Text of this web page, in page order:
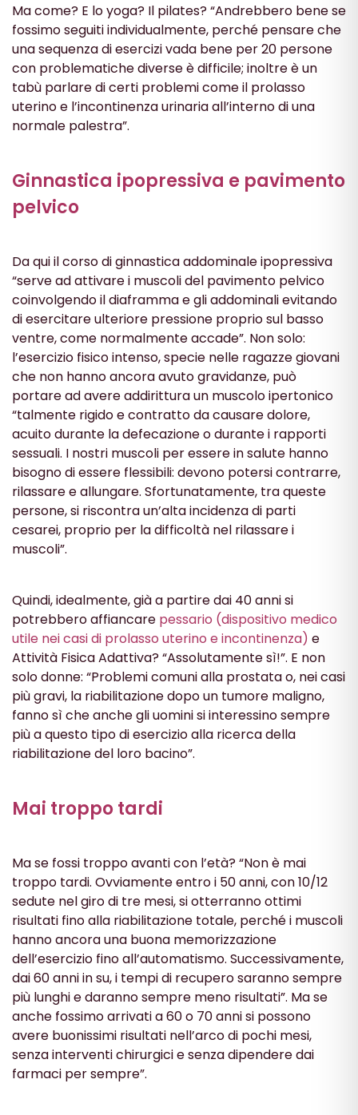
Ma come? E lo yoga? Il pilates? “Andrebbero bene se
fossimo seguiti individualmente, perché pensare che
una sequenza di esercizi vada bene per 20 persone
con problematiche diverse è difficile; inoltre è un
tabù parlare di certi problemi come il prolasso
uterino e l’incontinenza urinaria all’interno di una
normale palestra”.
Ginnastica ipopressiva e pavimento
pelvico
Da qui il corso di ginnastica addominale ipopressiva
“serve ad attivare i muscoli del pavimento pelvico
coinvolgendo il diaframma e gli addominali evitando
di esercitare ulteriore pressione proprio sul basso
ventre, come normalmente accade”. Non solo:
l’esercizio fisico intenso, specie nelle ragazze giovani
che non hanno ancora avuto gravidanze, può
portare ad avere addirittura un muscolo ipertonico
“talmente rigido e contratto da causare dolore,
acuito durante la defecazione o durante i rapporti
sessuali. I nostri muscoli per essere in salute hanno
bisogno di essere flessibili: devono potersi contrarre,
rilassare e allungare. Sfortunatamente, tra queste
persone, si riscontra un’alta incidenza di parti
cesarei, proprio per la difficoltà nel rilassare i
muscoli”.
Quindi, idealmente, già a partire dai 40 anni si
potrebbero affiancare pessario (dispositivo medico
utile nei casi di prolasso uterino e incontinenza) e
Attività Fisica Adattiva? “Assolutamente sì!”. E non
solo donne: “Problemi comuni alla prostata o, nei casi
più gravi, la riabilitazione dopo un tumore maligno,
fanno sì che anche gli uomini si interessino sempre
più a questo tipo di esercizio alla ricerca della
riabilitazione del loro bacino”.
Mai troppo tardi
Ma se fossi troppo avanti con l’età? “Non è mai
troppo tardi. Ovviamente entro i 50 anni, con 10/12
sedute nel giro di tre mesi, si otterranno ottimi
risultati fino alla riabilitazione totale, perché i muscoli
hanno ancora una buona memorizzazione
dell’esercizio fino all’automatismo. Successivamente,
dai 60 anni in su, i tempi di recupero saranno sempre
più lunghi e daranno sempre meno risultati”. Ma se
anche fossimo arrivati a 60 o 70 anni si possono
avere buonissimi risultati nell’arco di pochi mesi,
senza interventi chirurgici e senza dipendere dai
farmaci per sempre”.